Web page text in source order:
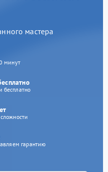
мастера
минут
бесплатно
гарантию